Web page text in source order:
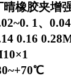
晴橡胶夹增
1、
0.16